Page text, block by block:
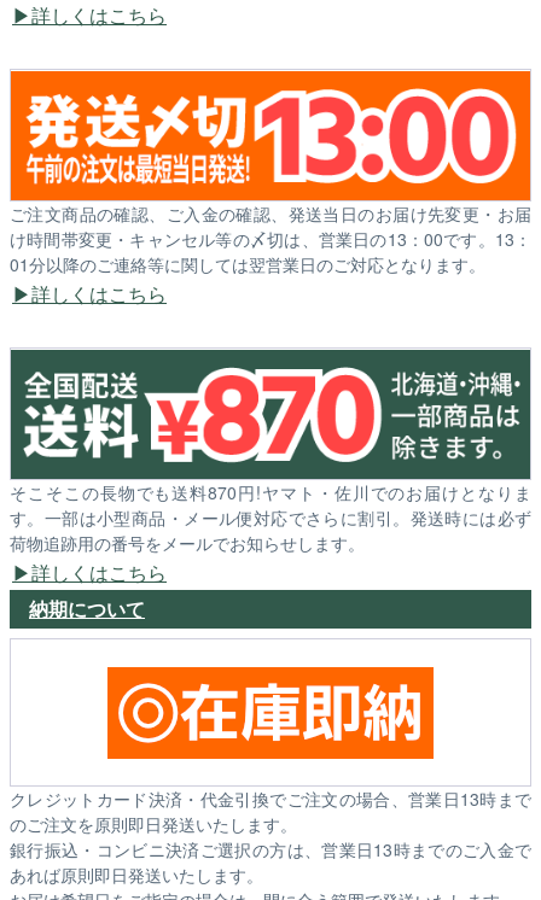
詳しくはこちら
ご注文商品の確認、ご入金の確認、発送当日のお届け先変更・お届
け時間帯変更・キャンセル等の〆切は、営業日の13：00です。13：
01分以降のご連絡等に関しては翌営業日のご対応となります。
詳しくはこちら
そこそこの長物でも送料870円!ヤマト・佐川でのお届けとなりま
す。一部は小型商品・メール便対応でさらに割引。発送時には必ず
荷物追跡用の番号をメールでお知らせします。
詳しくはこちら
納期について
クレジットカード決済・代金引換でご注文の場合、営業日13時まで
のご注文を原則即日発送いたします。
銀行振込・コンビニ決済ご選択の方は、営業日13時までのご入金で
あれば原則即日発送いたします。